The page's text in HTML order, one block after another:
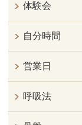
体験会
自分時間
営業日
呼吸法